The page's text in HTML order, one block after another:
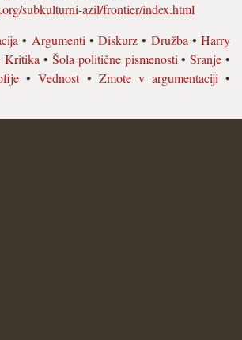
subkulturni-azil/frontier/index.html
• Argumenti •Diskurz • Družba •Harry
Kritika • Šola politične pismenosti •Sranje •
•Vednost• Zmote v argumentaciji •